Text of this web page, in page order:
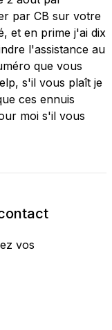
par CB sur votre
et en prime j'ai dix
l'assistance au
que vous
s'il vous plaît je
ces ennuis
moi s'il vous
vos